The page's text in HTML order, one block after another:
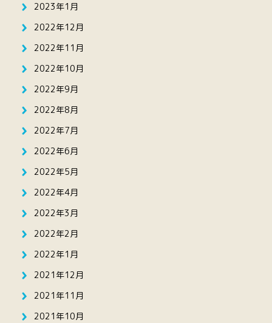
2023年1月
2022年12月
2022年11月
2022年10月
2022年9月
2022年8月
2022年7月
2022年6月
2022年5月
2022年4月
2022年3月
2022年2月
2022年1月
2021年12月
2021年11月
2021年10月